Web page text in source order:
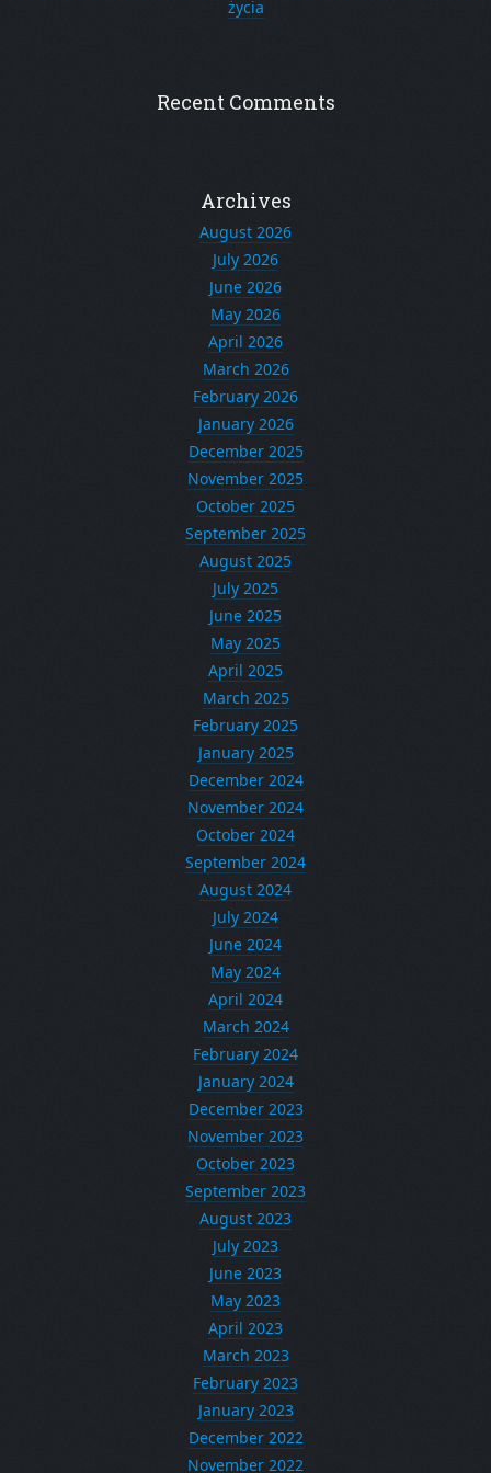
życia
Recent Comments
Archives
August 2026
July 2026
June 2026
May 2026
April 2026
March 2026
February 2026
January 2026
December 2025
November 2025
October 2025
September 2025
August 2025
July 2025
June 2025
May 2025
April 2025
March 2025
February 2025
January 2025
December 2024
November 2024
October 2024
September 2024
August 2024
July 2024
June 2024
May 2024
April 2024
March 2024
February 2024
January 2024
December 2023
November 2023
October 2023
September 2023
August 2023
July 2023
June 2023
May 2023
April 2023
March 2023
February 2023
January 2023
December 2022
November 2022